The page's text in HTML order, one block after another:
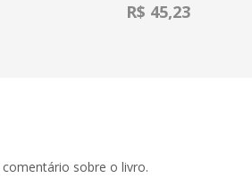
R$ 45,23
comentário sobre o livro.